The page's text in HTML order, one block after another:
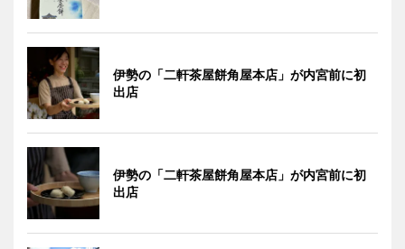
伊勢の「二軒茶屋餅角屋本店」が内宮前に初
出店
伊勢の「二軒茶屋餅角屋本店」が内宮前に初
出店